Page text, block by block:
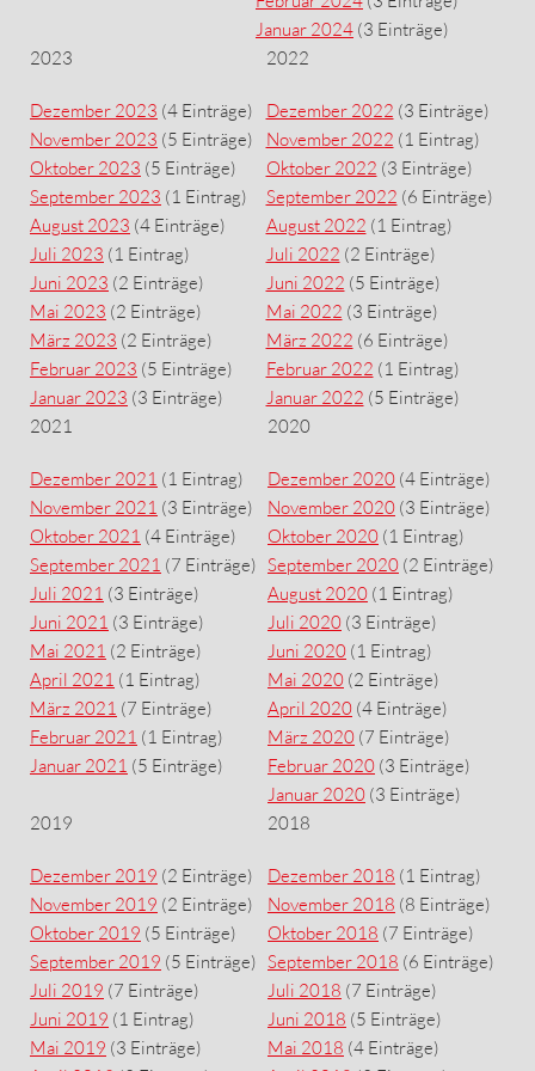
Januar 2024 (3 Einträge)
2023
Dezember 2023 (4 Einträge)
November 2023 (5 Einträge)
Oktober 2023 (5 Einträge)
September 2023 (1 Eintrag)
August 2023 (4 Einträge)
Juli 2023 (1 Eintrag)
Juni 2023 (2 Einträge)
Mai 2023 (2 Einträge)
März 2023 (2 Einträge)
Februar 2023 (5 Einträge)
Januar 2023 (3 Einträge)
2022
Dezember 2022 (3 Einträge)
November 2022 (1 Eintrag)
Oktober 2022 (3 Einträge)
September 2022 (6 Einträge)
August 2022 (1 Eintrag)
Juli 2022 (2 Einträge)
Juni 2022 (5 Einträge)
Mai 2022 (3 Einträge)
März 2022 (6 Einträge)
Februar 2022 (1 Eintrag)
Januar 2022 (5 Einträge)
2021
Dezember 2021 (1 Eintrag)
November 2021 (3 Einträge)
Oktober 2021 (4 Einträge)
September 2021 (7 Einträge)
Juli 2021 (3 Einträge)
Juni 2021 (3 Einträge)
Mai 2021 (2 Einträge)
April 2021 (1 Eintrag)
März 2021 (7 Einträge)
Februar 2021 (1 Eintrag)
Januar 2021 (5 Einträge)
2020
Dezember 2020 (4 Einträge)
November 2020 (3 Einträge)
Oktober 2020 (1 Eintrag)
September 2020 (2 Einträge)
August 2020 (1 Eintrag)
Juli 2020 (3 Einträge)
Juni 2020 (1 Eintrag)
Mai 2020 (2 Einträge)
April 2020 (4 Einträge)
März 2020 (7 Einträge)
Februar 2020 (3 Einträge)
Januar 2020 (3 Einträge)
2019
Dezember 2019 (2 Einträge)
November 2019 (2 Einträge)
Oktober 2019 (5 Einträge)
September 2019 (5 Einträge)
Juli 2019 (7 Einträge)
Juni 2019 (1 Eintrag)
Mai 2019 (3 Einträge)
2018
Dezember 2018 (1 Eintrag)
November 2018 (8 Einträge)
Oktober 2018 (7 Einträge)
September 2018 (6 Einträge)
Juli 2018 (7 Einträge)
Juni 2018 (5 Einträge)
Mai 2018 (4 Einträge)